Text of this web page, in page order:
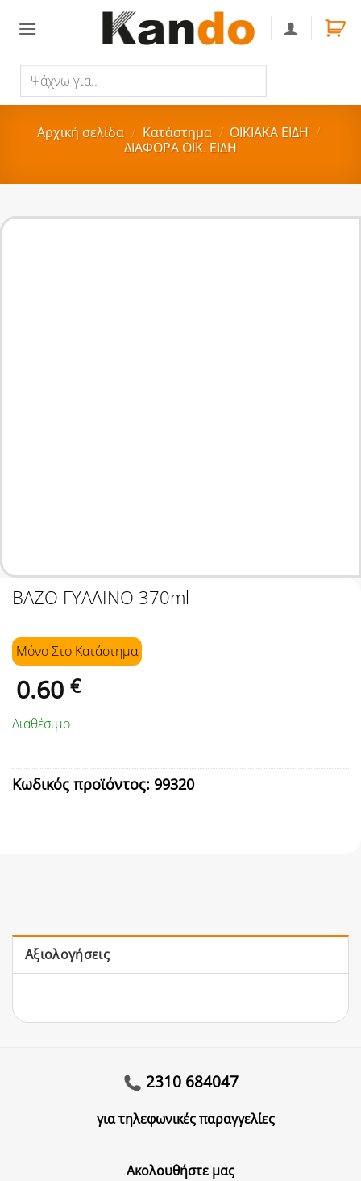
για..
Αρχική σελίδα / Κατάστημα / ΟΙΚΙΑΚA ΕΙΔΗ /
ΔΙΑΦΟΡΑ ΟΙΚ. ΕΙΔΗ
ΒΑΖΟ ΓΥΑΛΙΝΟ 370ml
Μόνο Στo Κατάστημα
0.60 €
Διαθέσιμο
Κωδικός προϊόντος: 99320
Αξιολογήσεις
2310 684047
για τηλεφωνικές παραγγελίες
Ακολουθήστε μας